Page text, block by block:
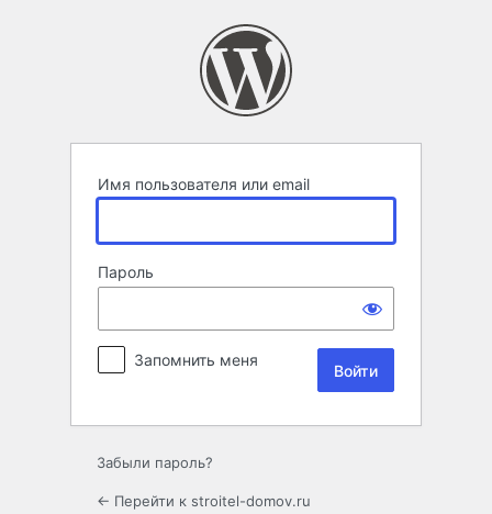
Имя пользователя или email
Пароль
Запомнить меня
Забыли пароль?
← Перейти к stroitel-domov.ru